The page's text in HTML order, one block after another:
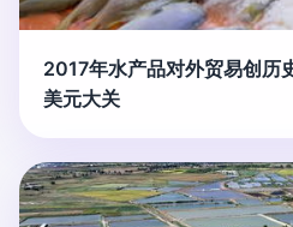
2017年水产品对外贸易创历
美元大关